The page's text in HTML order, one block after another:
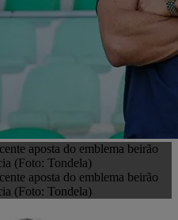
aposta do emblema beirão
(Foto: Tondela)
aposta do emblema beirão
(Foto: Tondela)